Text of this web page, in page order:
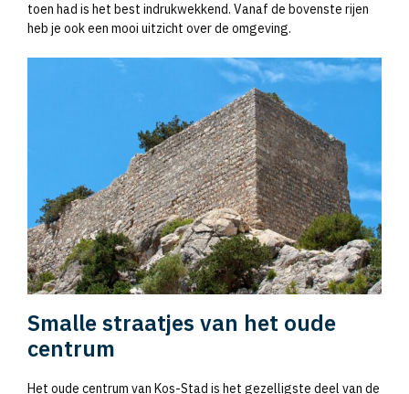
toen had is het best indrukwekkend. Vanaf de bovenste rijen
heb je ook een mooi uitzicht over de omgeving.
Smalle straatjes van het oude
centrum
Het oude centrum van Kos-Stad is het gezelligste deel van de